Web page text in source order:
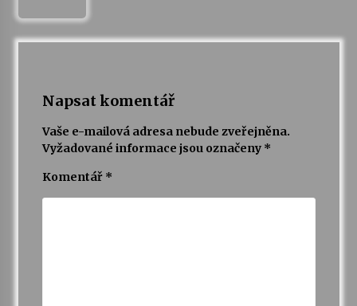
Napsat komentář
Vaše e-mailová adresa nebude zveřejněna.
Vyžadované informace jsou označeny *
Komentář *